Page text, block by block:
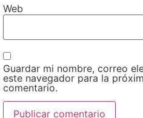
Web
Guardar mi nombre, correo
este navegador para la
comentario.